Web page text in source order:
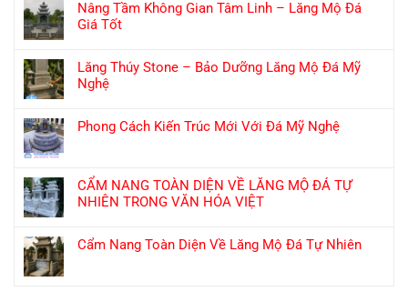
Nâng Tầm Không Gian Tâm Linh – Lăng Mộ Đá
Giá Tốt
Lăng Thúy Stone – Bảo Dưỡng Lăng Mộ Đá Mỹ
Nghệ
Phong Cách Kiến Trúc Mới Với Đá Mỹ Nghệ
CẨM NANG TOÀN DIỆN VỀ LĂNG MỘ ĐÁ TỰ
NHIÊN TRONG VĂN HÓA VIỆT
Cẩm Nang Toàn Diện Về Lăng Mộ Đá Tự Nhiên